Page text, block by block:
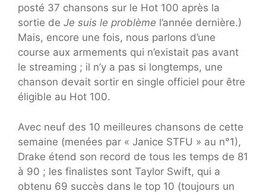
posté 37 chansons sur le Hot 100 après la
sortie de Je suis le problème l’année dernière.)
Mais, encore une fois, nous parlons d’une
course aux armements qui n’existait pas avant
le streaming ; il n’y a pas si longtemps, une
chanson devait sortir en single officiel pour être
éligible au Hot 100.
Avec neuf des 10 meilleures chansons de cette
semaine (menées par « Janice STFU » au n°1),
Drake étend son record de tous les temps de 81
à 90 ; les finalistes sont Taylor Swift, qui a
obtenu 69 succès dans le top 10 (toujours un